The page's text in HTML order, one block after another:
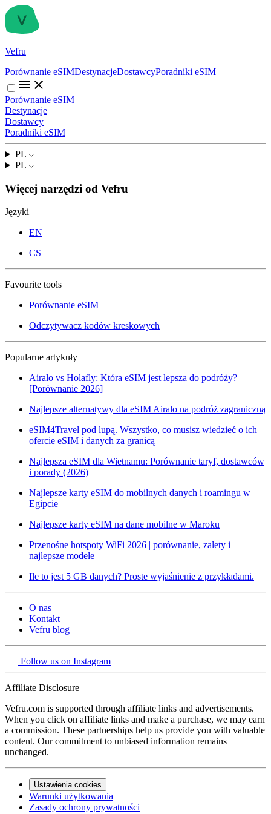
Vefru
Porównanie eSIMDestynacjeDostawcyPoradniki eSIM
Porównanie eSIM
Destynacje
Dostawcy
Poradniki eSIM
PL
PL
Więcej narzędzi od Vefru
Języki
EN
CS
Favourite tools
Porównanie eSIM
Odczytywacz kodów kreskowych
Popularne artykuły
Airalo vs Holafly: Która eSIM jest lepsza do podróży?
[Porównanie 2026]
Najlepsze alternatywy dla eSIM Airalo na podróż zagraniczną
eSIM4Travel pod lupą. Wszystko, co musisz wiedzieć o ich
ofercie eSIM i danych za granicą
Najlepsza eSIM dla Wietnamu: Porównanie taryf, dostawców
i porady (2026)
Najlepsze karty eSIM do mobilnych danych i roamingu w
Egipcie
Najlepsze karty eSIM na dane mobilne w Maroku
Przenośne hotspoty WiFi 2026 | porównanie, zalety i
najlepsze modele
Ile to jest 5 GB danych? Proste wyjaśnienie z przykładami.
O nas
Kontakt
Vefru blog
Follow us on Instagram
Affiliate Disclosure
Vefru.com is supported through affiliate links and advertisements.
When you click on affiliate links and make a purchase, we may earn
a commission. These partnerships help us provide you with valuable
content. Our commitment to unbiased information remains
unchanged.
Ustawienia cookies
Warunki użytkowania
Zasady ochrony prywatności